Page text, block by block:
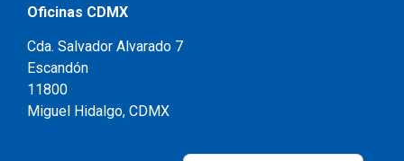
Oficinas CDMX
Cda. Salvador Alvarado 7
Escandón
11800
Miguel Hidalgo, CDMX